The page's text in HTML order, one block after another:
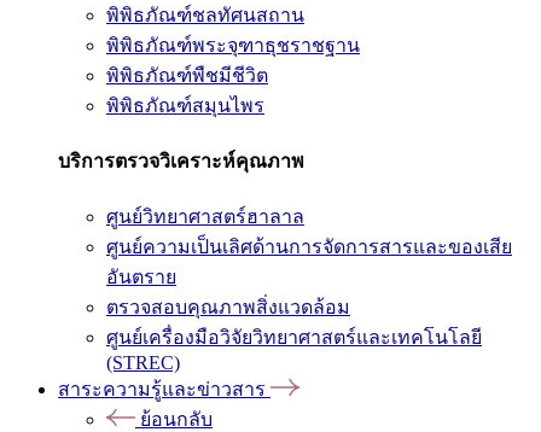
พิพิธภัณฑ์ชลทัศนสถาน
พิพิธภัณฑ์พระจุฑาธุชราชฐาน
พิพิธภัณฑ์พืชมีชีวิต
พิพิธภัณฑ์สมุนไพร
บริการตรวจวิเคราะห์คุณภาพ
ศูนย์วิทยาศาสตร์ฮาลาล
ศูนย์ความเป็นเลิศด้านการจัดการสารและของเสีย
อันตราย
ตรวจสอบคุณภาพสิ่งแวดล้อม
ศูนย์เครื่องมือวิจัยวิทยาศาสตร์และเทคโนโลยี
(STREC)
สาระความรู้และข่าวสาร
ย้อนกลับ